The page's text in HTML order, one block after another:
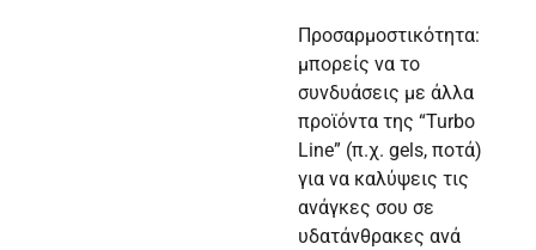
Προσαρμοστικότητα:
μπορείς να το
συνδυάσεις με άλλα
προϊόντα της “Turbo
Line” (π.χ. gels, ποτά)
για να καλύψεις τις
ανάγκες σου σε
υδατάνθρακες ανά